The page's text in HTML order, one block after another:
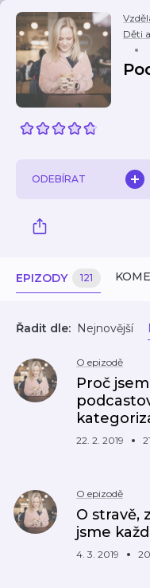
Děti
ODEBÍRAT
EPIZODY 121
Řadit dle: Nejnovější
O epizodě
Proč
22. 2. 2019
O epizodě
O stravě,
jsme
4. 3. 2019